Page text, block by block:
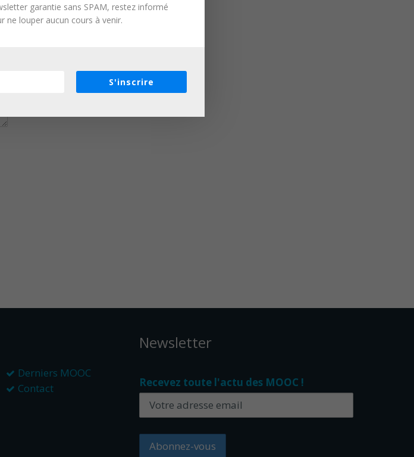
Derniers MOOC
Contact
Newsletter
Recevez toute l'actu des MOOC !
garantie sans SPAM, restez informé
ne louper aucun cours à venir.
S'inscrire